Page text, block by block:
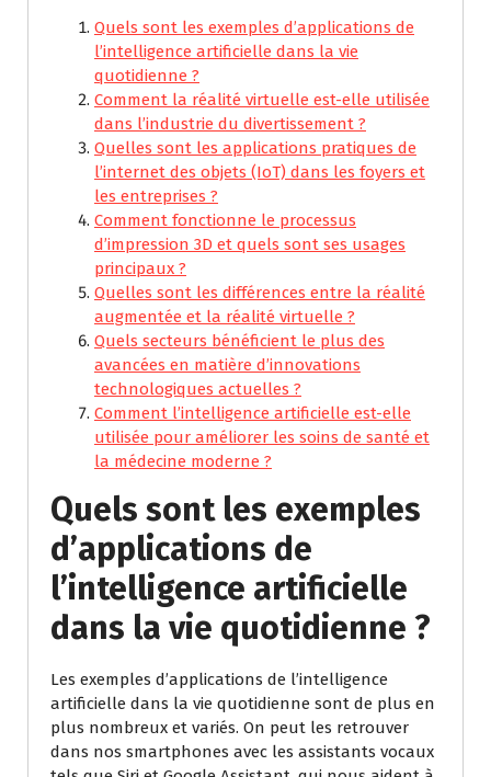
Quels sont les exemples d’applications de
l’intelligence artificielle dans la vie
quotidienne ?
Comment la réalité virtuelle est-elle utilisée
dans l’industrie du divertissement ?
Quelles sont les applications pratiques de
l’internet des objets (IoT) dans les foyers et
les entreprises ?
Comment fonctionne le processus
d’impression 3D et quels sont ses usages
principaux ?
Quelles sont les différences entre la réalité
augmentée et la réalité virtuelle ?
Quels secteurs bénéficient le plus des
avancées en matière d’innovations
technologiques actuelles ?
Comment l’intelligence artificielle est-elle
utilisée pour améliorer les soins de santé et
la médecine moderne ?
Quels sont les exemples
d’applications de
l’intelligence artificielle
dans la vie quotidienne ?
Les exemples d’applications de l’intelligence
artificielle dans la vie quotidienne sont de plus en
plus nombreux et variés. On peut les retrouver
dans nos smartphones avec les assistants vocaux